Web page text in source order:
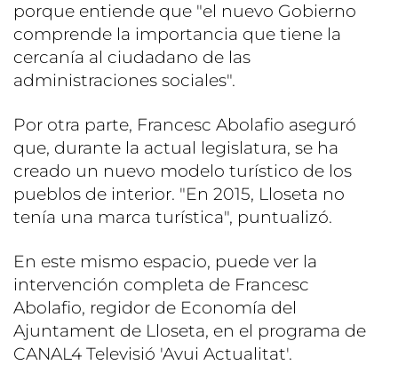
porque entiende que "el nuevo Gobierno
comprende la importancia que tiene la
cercanía al ciudadano de las
administraciones sociales".
Por otra parte, Francesc Abolafio aseguró
que, durante la actual legislatura, se ha
creado un nuevo modelo turístico de los
pueblos de interior. "En 2015, Lloseta no
tenía una marca turística", puntualizó.
En este mismo espacio, puede ver la
intervención completa de Francesc
Abolafio, regidor de Economía del
Ajuntament de Lloseta, en el programa de
CANAL4 Televisió 'Avui Actualitat'.